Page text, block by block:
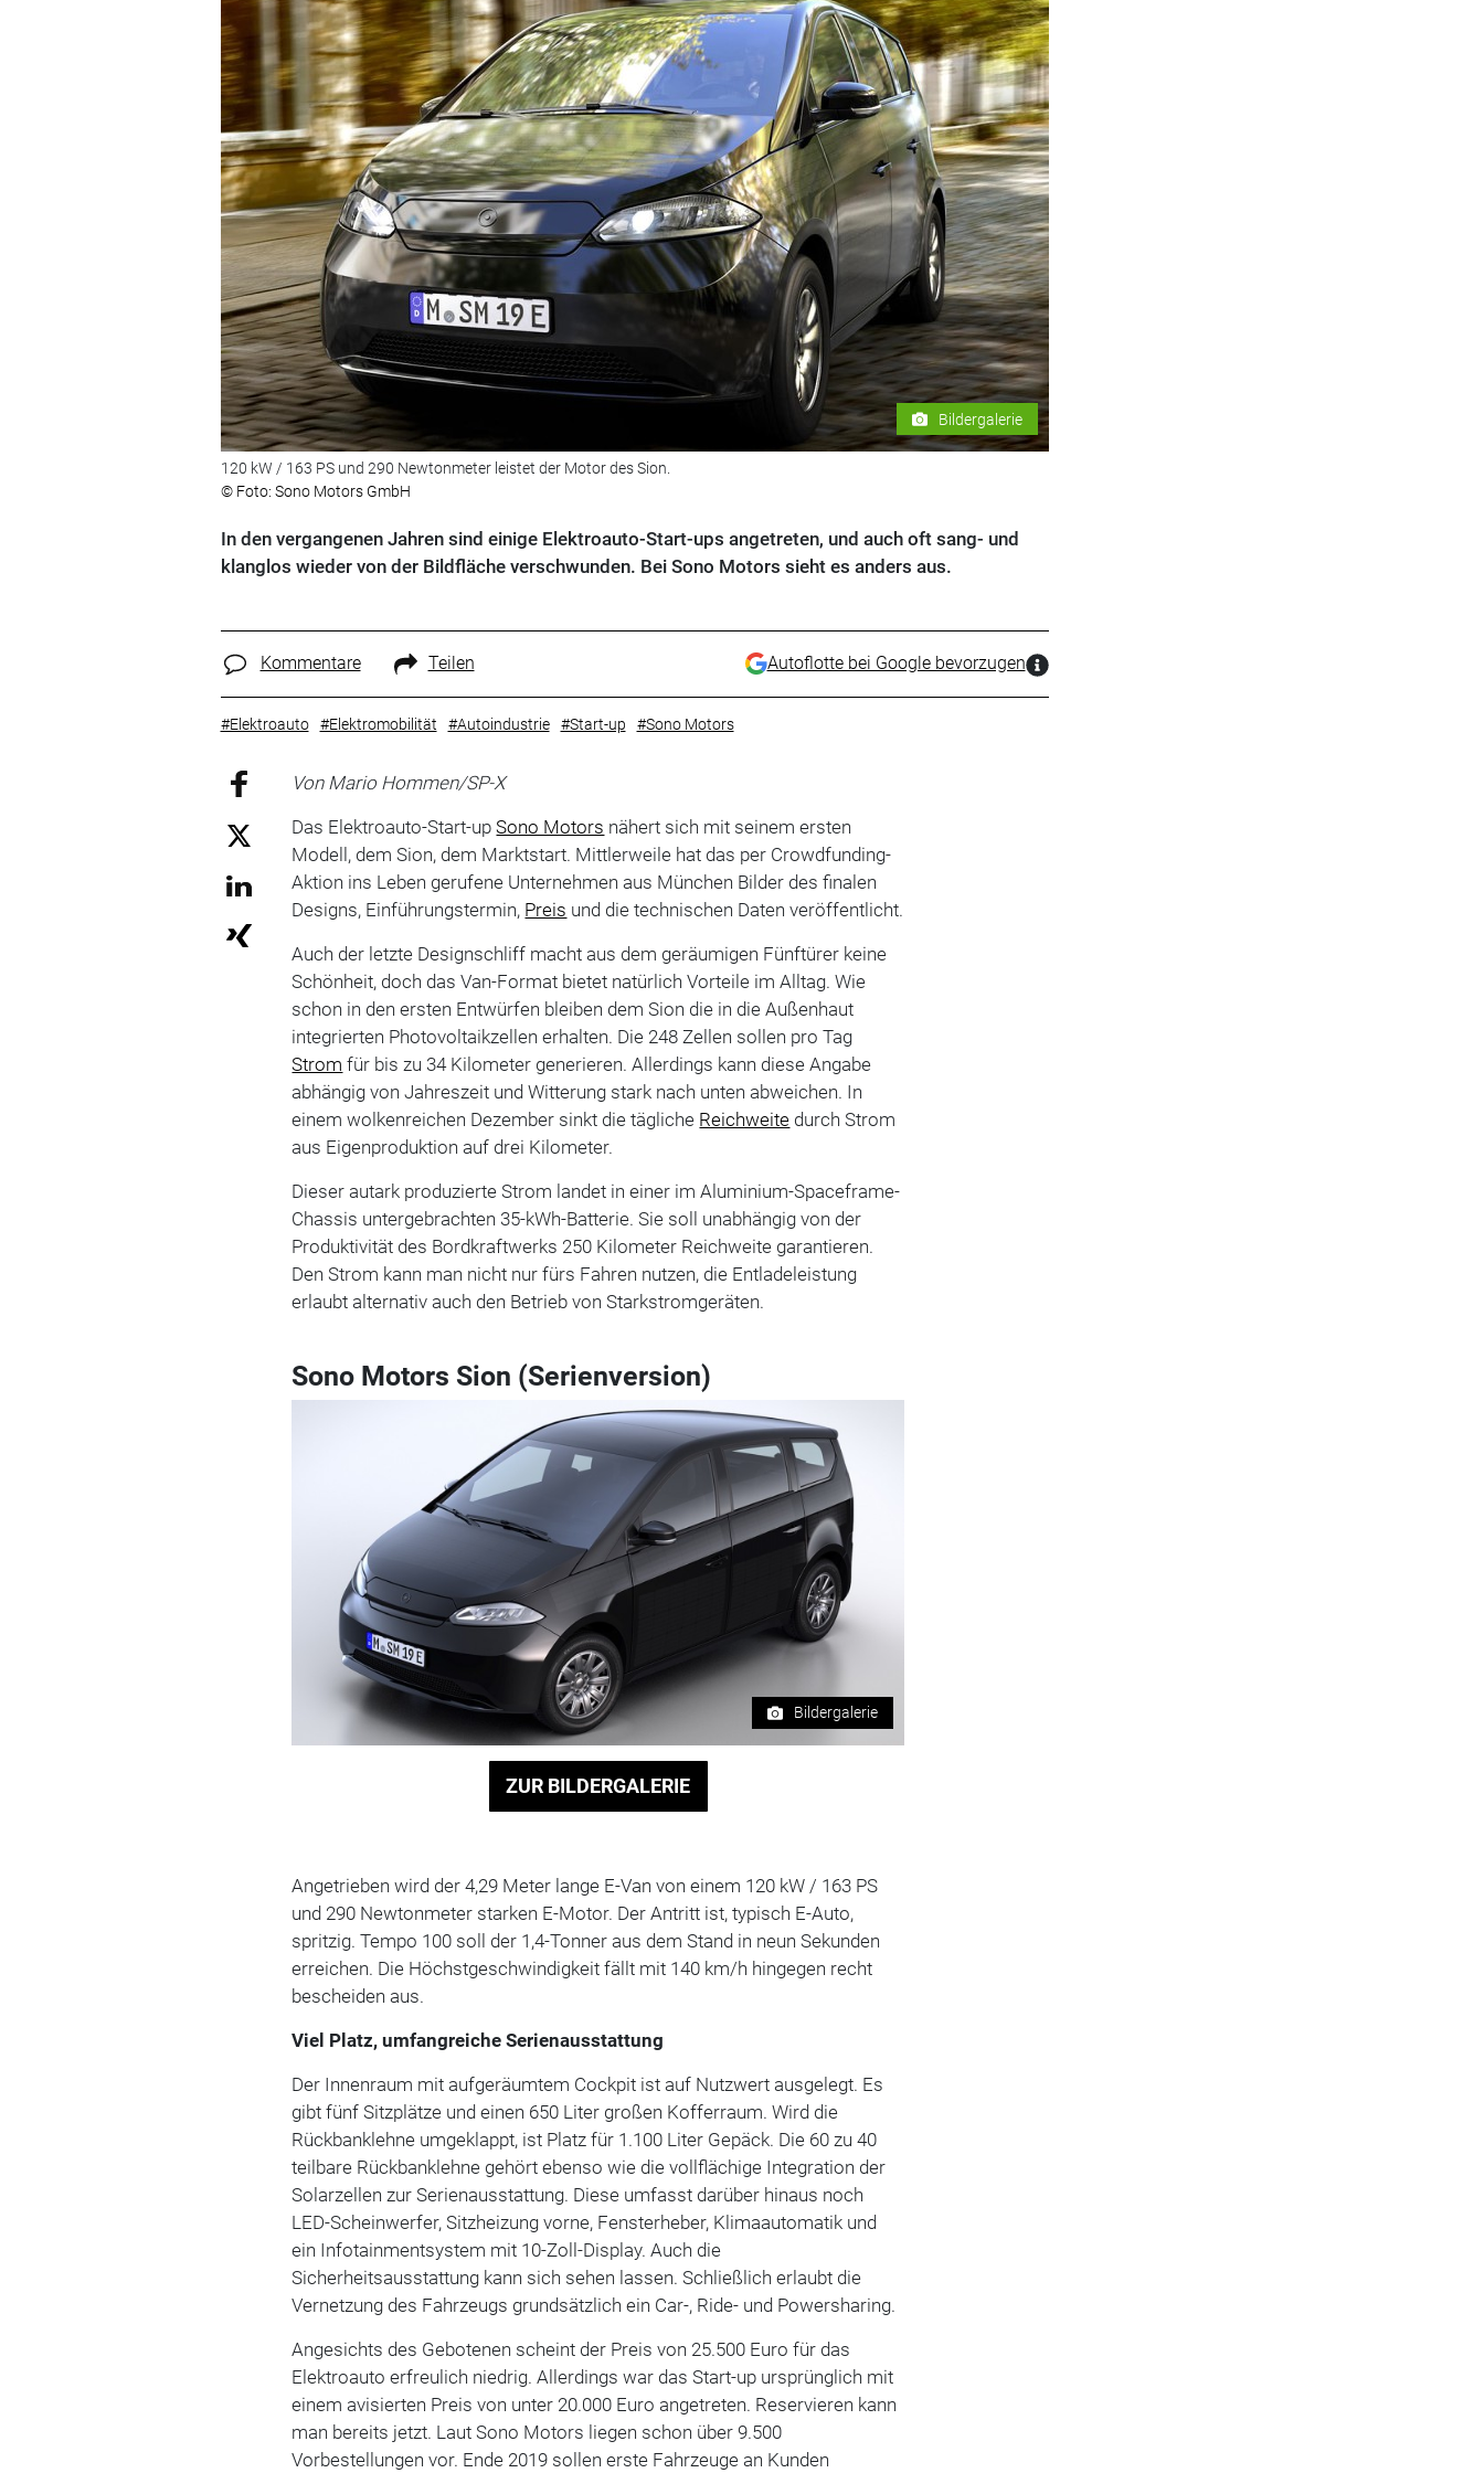
Bildergalerie
120 kW / 163 PS und 290 Newtonmeter leistet der Motor des Sion.
© Foto: Sono Motors GmbH
In den vergangenen Jahren sind einige Elektroauto-Start-ups angetreten, und auch oft sang- und
klanglos wieder von der Bildfläche verschwunden. Bei Sono Motors sieht es anders aus.
Kommentare Teilen Autoflotte bei Google bevorzugen
#Elektroauto #Elektromobilität #Autoindustrie #Start-up #Sono Motors
Von Mario Hommen/SP-X
Das Elektroauto-Start-upSono Motors nähert sich mit seinem ersten
Modell, dem Sion, dem Marktstart. Mittlerweile hat das per Crowdfunding-
Aktion ins Leben gerufene Unternehmen aus München Bilder des finalen
Designs, Einführungstermin, Preis und die technischen Daten veröffentlicht.
Auch der letzte Designschliff macht aus dem geräumigen Fünftürer keine
Schönheit, doch das Van-Format bietet natürlich Vorteile im Alltag. Wie
schon in den ersten Entwürfen bleiben dem Sion die in die Außenhaut
integrierten Photovoltaikzellen erhalten. Die 248 Zellen sollen pro Tag
Strom für bis zu 34 Kilometer generieren. Allerdings kann diese Angabe
abhängig von Jahreszeit und Witterung stark nach unten abweichen. In
einem wolkenreichen Dezember sinkt die tägliche Reichweite durch Strom
aus Eigenproduktion auf drei Kilometer.
Dieser autark produzierte Strom landet in einer im Aluminium-Spaceframe-
Chassis untergebrachten 35-kWh-Batterie. Sie soll unabhängig von der
Produktivität des Bordkraftwerks 250 Kilometer Reichweite garantieren.
Den Strom kann man nicht nur fürs Fahren nutzen, die Entladeleistung
erlaubt alternativ auch den Betrieb von Starkstromgeräten.
Sono Motors Sion (Serienversion)
Bildergalerie
ZUR BILDERGALERIE
Angetrieben wird der 4,29 Meter lange E-Van von einem 120 kW / 163 PS
und 290 Newtonmeter starken E-Motor. Der Antritt ist, typisch E-Auto,
spritzig. Tempo 100 soll der 1,4-Tonner aus dem Stand in neun Sekunden
erreichen. Die Höchstgeschwindigkeit fällt mit 140 km/h hingegen recht
bescheiden aus.
Viel Platz, umfangreiche Serienausstattung
Der Innenraum mit aufgeräumtem Cockpit ist auf Nutzwert ausgelegt. Es
gibt fünf Sitzplätze und einen 650 Liter großen Kofferraum. Wird die
Rückbanklehne umgeklappt, ist Platz für 1.100 Liter Gepäck. Die 60 zu 40
teilbare Rückbanklehne gehört ebenso wie die vollflächige Integration der
Solarzellen zur Serienausstattung. Diese umfasst darüber hinaus noch
LED-Scheinwerfer, Sitzheizung vorne, Fensterheber, Klimaautomatik und
ein Infotainmentsystem mit 10-Zoll-Display. Auch die
Sicherheitsausstattung kann sich sehen lassen. Schließlich erlaubt die
Vernetzung des Fahrzeugs grundsätzlich ein Car-, Ride- und Powersharing.
Angesichts des Gebotenen scheint der Preis von 25.500 Euro für das
Elektroauto erfreulich niedrig. Allerdings war das Start-up ursprünglich mit
einem avisierten Preis von unter 20.000 Euro angetreten. Reservieren kann
man bereits jetzt. Laut Sono Motors liegen schon über 9.500
Vorbestellungen vor. Ende 2019 sollen erste Fahrzeuge an Kunden